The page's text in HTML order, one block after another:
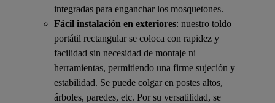
integradas para enganchar los mosquetones.
Fácil instalación en exteriores: nuestro toldo
portátil rectangular se coloca con rapidez y
facilidad sin necesidad de montaje ni
herramientas, permitiendo una firme sujeción y
estabilidad. Se puede colgar en postes altos,
árboles, paredes, etc. Por su versatilidad, se